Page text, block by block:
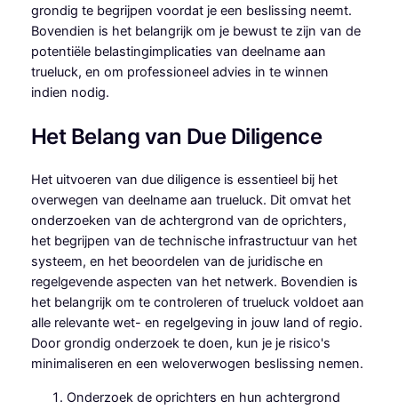
grondig te begrijpen voordat je een beslissing neemt.
Bovendien is het belangrijk om je bewust te zijn van de
potentiële belastingimplicaties van deelname aan
trueluck, en om professioneel advies in te winnen
indien nodig.
Het Belang van Due Diligence
Het uitvoeren van due diligence is essentieel bij het
overwegen van deelname aan trueluck. Dit omvat het
onderzoeken van de achtergrond van de oprichters,
het begrijpen van de technische infrastructuur van het
systeem, en het beoordelen van de juridische en
regelgevende aspecten van het netwerk. Bovendien is
het belangrijk om te controleren of trueluck voldoet aan
alle relevante wet- en regelgeving in jouw land of regio.
Door grondig onderzoek te doen, kun je je risico's
minimaliseren en een weloverwogen beslissing nemen.
Onderzoek de oprichters en hun achtergrond